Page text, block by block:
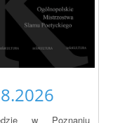
w Poznaniu